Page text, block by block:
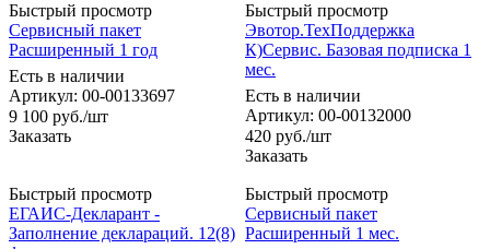
Быстрый просмотр
Сервисный пакет
Расширенный 1 год
Есть в наличии
Артикул: 00-00133697
9 100 руб./шт
Заказать
Быстрый просмотр
Эвотор.ТехПоддержка
К)Сервис. Базовая подписка 1
мес.
Есть в наличии
Артикул: 00-00132000
420 руб./шт
Заказать
Быстрый просмотр
ЕГАИС-Декларант -
Заполнение деклараций. 12(8)
Быстрый просмотр
Сервисный пакет
Расширенный 1 мес.